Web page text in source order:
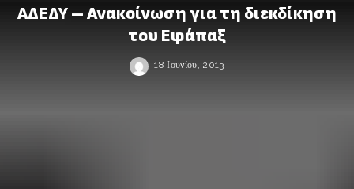
ΑΔΕΔΥ – Ανακοίνωση για τη διεκδίκηση
του Εφάπαξ
18 Ιουνίου, 2013